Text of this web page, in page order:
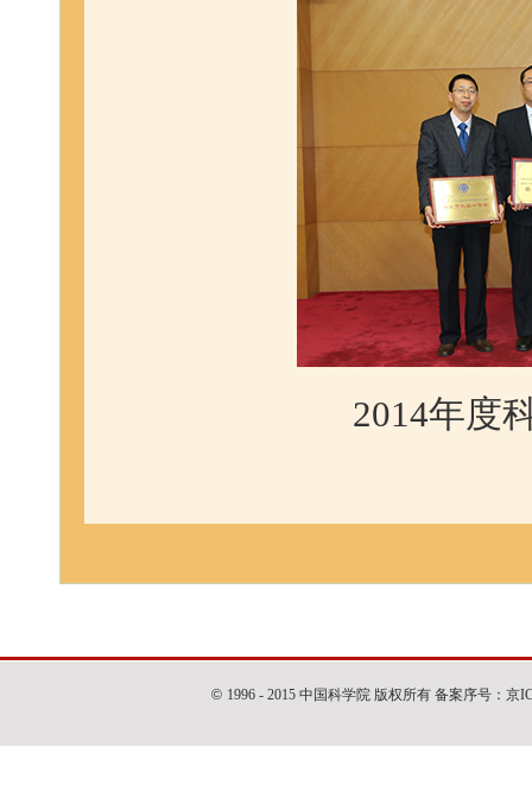
2014年度
© 1996 - 2015 中国科学院 版权所有 备案序号：京